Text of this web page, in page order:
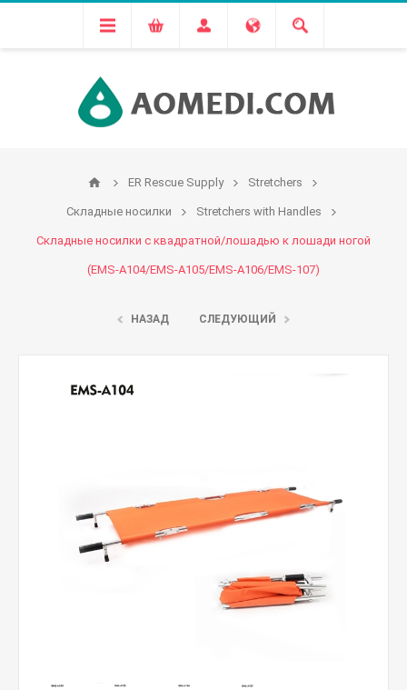
ER Rescue Supply Stretchers
Складные носилки Stretchers with Handles
Складные носилки с квадратной/лошадью к лошади ногой
(EMS-A104/EMS-A105/EMS-A106/EMS-107)
НАЗАД СЛЕДУЮЩИЙ